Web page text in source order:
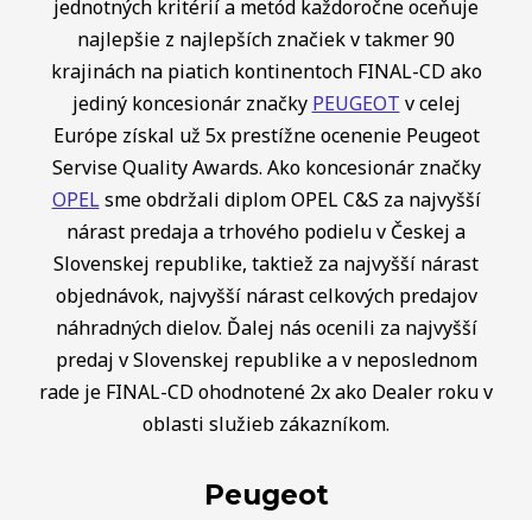
jednotných kritérií a metód každoročne oceňuje
najlepšie z najlepších značiek v takmer 90
krajinách na piatich kontinentoch FINAL-CD ako
jediný koncesionár značky PEUGEOT v celej
Európe získal už 5x prestížne ocenenie Peugeot
Servise Quality Awards. Ako koncesionár značky
OPELsme obdržali diplom OPEL C&S za najvyšší
nárast predaja a trhového podielu v Českej a
Slovenskej republike, taktiež za najvyšší nárast
objednávok, najvyšší nárast celkových predajov
náhradných dielov. Ďalej nás ocenili za najvyšší
predaj v Slovenskej republike a v neposlednom
rade je FINAL-CD ohodnotené 2x ako Dealer roku v
oblasti služieb zákazníkom.
Peugeot